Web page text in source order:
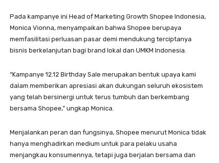
Pada kampanye ini Head of Marketing Growth Shopee Indonesia,
Monica Vionna, menyampaikan bahwa Shopee berupaya
memfasilitasi perluasan pasar demi mendukung terciptanya
bisnis berkelanjutan bagi brand lokal dan UMKM Indonesia.
“Kampanye 12.12 Birthday Sale merupakan bentuk upaya kami
dalam memberikan apresiasi akan dukungan seluruh ekosistem
yang telah bersinergi untuk terus tumbuh dan berkembang
bersama Shopee,” ungkap Monica.
Menjalankan peran dan fungsinya, Shopee menurut Monica tidak
hanya menghadirkan medium untuk para pelaku usaha
menjangkau konsumennya, tetapi juga berjalan bersama dan